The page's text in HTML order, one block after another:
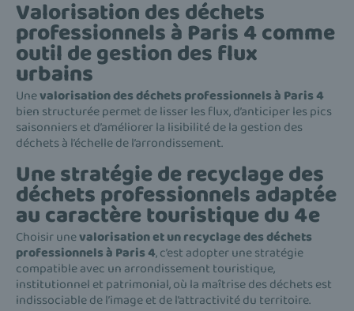
Valorisation des déchets
professionnels à Paris 4 comme
outil de gestion des flux
urbains
Unevalorisation des déchets professionnels à Paris 4
bien structurée permet de lisser les flux, d’anticiper les pics
saisonniers et d’améliorer la lisibilité de la gestion des
déchets à l’échelle de l’arrondissement.
Une stratégie de recyclage des
déchets professionnels adaptée
au caractère touristique du 4e
Choisir unevalorisation et un recyclage des déchets
professionnels à Paris 4, c’est adopter une stratégie
compatible avec un arrondissement touristique,
institutionnel et patrimonial, où la maîtrise des déchets est
indissociable de l’image et de l’attractivité du territoire.